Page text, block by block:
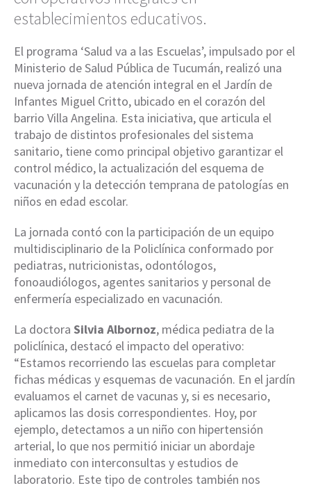
establecimientos educativos.
El programa ‘Salud va a las Escuelas’, impulsado por el
Ministerio de Salud Pública de Tucumán, realizó una
nueva jornada de atención integral en el Jardín de
Infantes Miguel Critto, ubicado en el corazón del
barrio Villa Angelina. Esta iniciativa, que articula el
trabajo de distintos profesionales del sistema
sanitario, tiene como principal objetivo garantizar el
control médico, la actualización del esquema de
vacunación y la detección temprana de patologías en
niños en edad escolar.
La jornada contó con la participación de un equipo
multidisciplinario de la Policlínica conformado por
pediatras, nutricionistas, odontólogos,
fonoaudiólogos, agentes sanitarios y personal de
enfermería especializado en vacunación.
La doctora Silvia Albornoz, médica pediatra de la
policlínica, destacó el impacto del operativo:
“Estamos recorriendo las escuelas para completar
fichas médicas y esquemas de vacunación. En el jardín
evaluamos el carnet de vacunas y, si es necesario,
aplicamos las dosis correspondientes. Hoy, por
ejemplo, detectamos a un niño con hipertensión
arterial, lo que nos permitió iniciar un abordaje
inmediato con interconsultas y estudios de
laboratorio. Este tipo de controles también nos